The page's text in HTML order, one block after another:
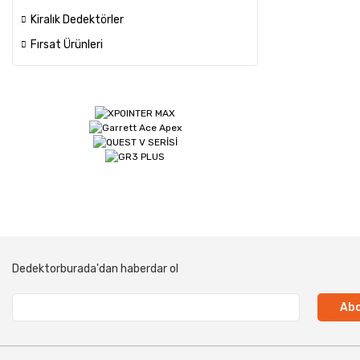
Kiralık Dedektörler
Fırsat Ürünleri
Dedektorburada'dan haberdar ol